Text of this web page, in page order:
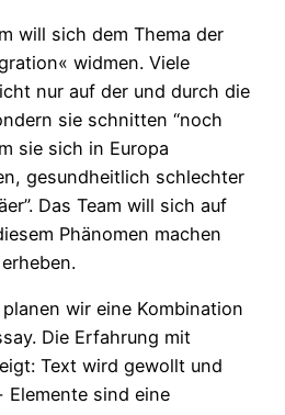
will sich dem Thema der
widmen. Viele
nur auf der und durch die
sie schnitten “noch
sie sich in Europa
gesundheitlich schlechter
Das Team will sich auf
Phänomen machen
wir eine Kombination
Die Erfahrung mit
Text wird gewollt und
Elemente sind eine